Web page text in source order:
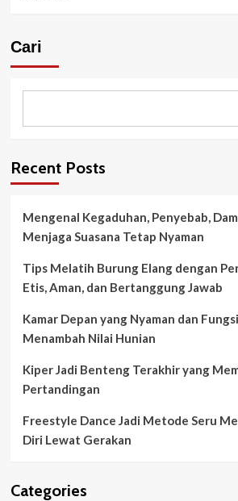
Fentanil
Komitmen
Cari
Recent Posts
Mengenal Kegaduhan, Penyebab,
Menjaga Suasana Tetap Nyaman
Tips Melatih Burung Elang dengan
Etis, Aman, dan Bertanggung Jawab
Kamar Depan yang Nyaman dan
Menambah Nilai Hunian
Kiper Jadi Benteng Terakhir yang
Pertandingan
Freestyle Dance Jadi Metode Seru
Diri Lewat Gerakan
Categories